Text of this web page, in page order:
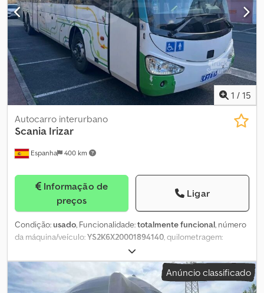
Espanha; assim, em caso de venda em Itália, os procedimentos de
nacionalização e matrícula ficarão a cargo do comprador. O
veículo está disponível pelo preço Compra Imediata ou é possível
enviar a sua proposta e iniciar uma negociação. Djdpfx
Ahszfpppsyjwa
1 / 15
Espanha 400 km
Autocarro interurbano
Scania Irizar
Informação de
preços
Ligar
Condição:usado, Funcionalidade:totalmente funcional, número
da máquina/veículo:YS2K6X20001894140, quilometragem:
302 kW (410,61 cv)
06/2015, tipo de combustível:diesel, número de lugares:68,
classe de emissão:
Euro 6, cor:branco, tamanho do pneu:315/80
R22.5, Ano de fabrico: 2015 , Equipamento:ABS, ar condicionado,
Anúncio classificado